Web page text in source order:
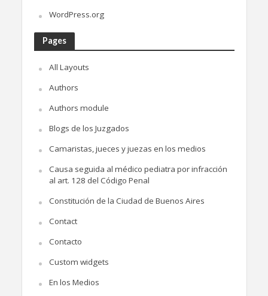
WordPress.org
Pages
All Layouts
Authors
Authors module
Blogs de los Juzgados
Camaristas, jueces y juezas en los medios
Causa seguida al médico pediatra por infracción
al art. 128 del Código Penal
Constitución de la Ciudad de Buenos Aires
Contact
Contacto
Custom widgets
En los Medios